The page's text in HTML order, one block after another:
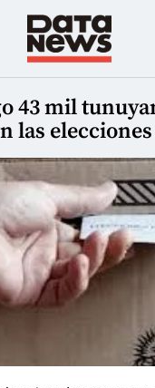
43 mil
las elecciones